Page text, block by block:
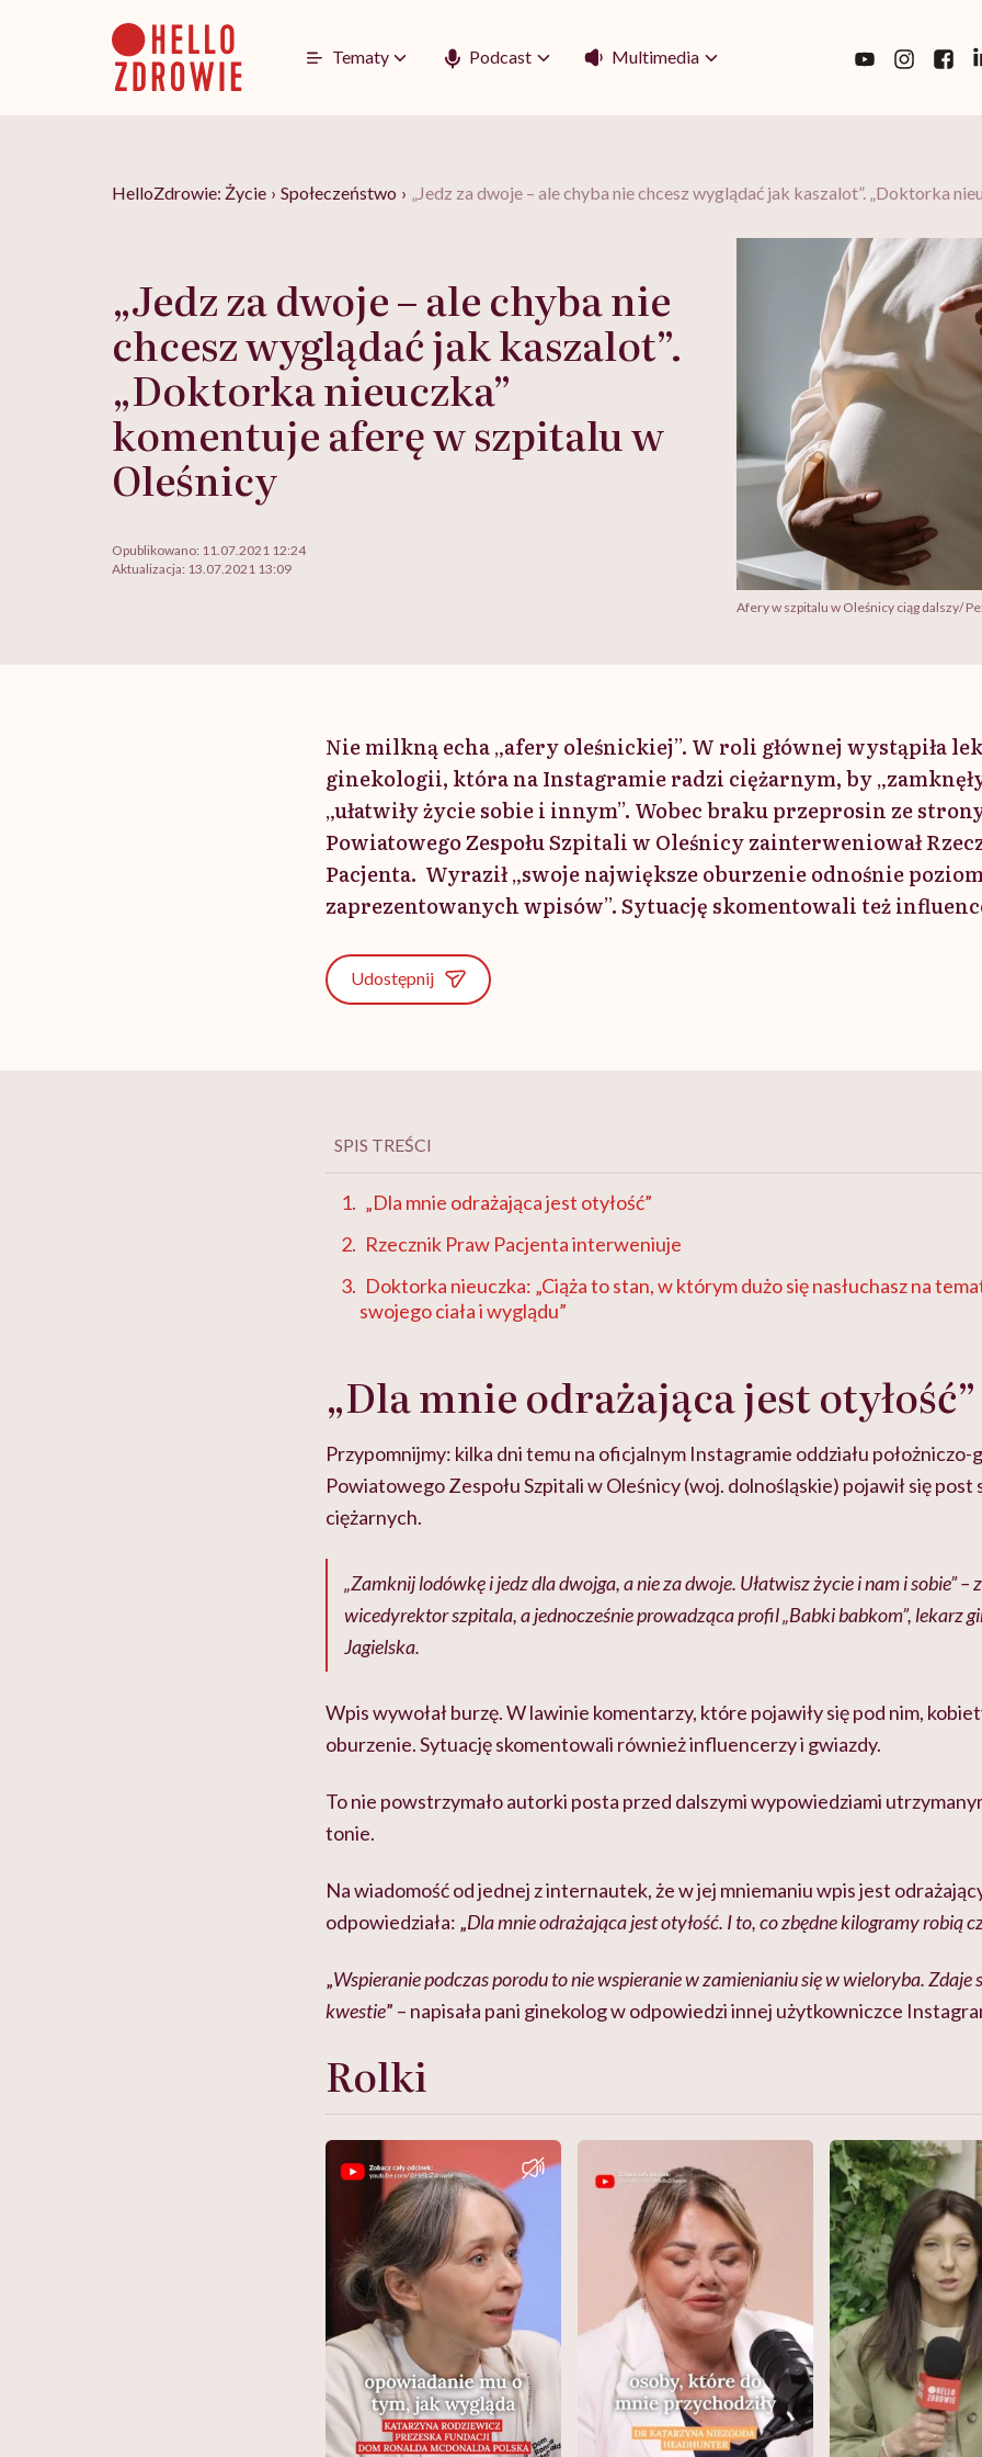
Tematy Podcast Multimedia
HelloZdrowie: Życie › Społeczeństwo › „Jedz za dwoje – ale chyba nie chcesz wyglądać jak kaszalot”. „Doktorka
„Jedz za dwoje – ale chyba nie
chcesz wyglądać jak kaszalot”.
„Doktorka nieuczka”
komentuje aferę w szpitalu w
Oleśnicy
Opublikowano: 11.07.2021 12:24
Aktualizacja: 13.07.2021 13:09
Afery w szpitalu w Oleśnicy ciąg dalszy/
Nie milkną echa „afery oleśnickiej”. W roli głównej wystąpiła
ginekologii, która na Instagramie radzi ciężarnym, by
„ułatwiły życie sobie i innym”. Wobec braku przeprosin ze
Powiatowego Zespołu Szpitali w Oleśnicy zainterweniował
Pacjenta. Wyraził „swoje największe oburzenie odnośnie
zaprezentowanych wpisów”. Sytuację skomentowali też
Udostępnij
SPIS TREŚCI
„Dla mnie odrażająca jest otyłość”
Rzecznik Praw Pacjenta interweniuje
Doktorka nieuczka: „Ciąża to stan, w którym dużo się nasłuchasz na
swojego ciała i wyglądu”
„Dla mnie odrażająca jest otyłość”
Przypomnijmy: kilka dni temu na oficjalnym Instagramie oddziału
Powiatowego Zespołu Szpitali w Oleśnicy (woj. dolnośląskie) pojawił się
ciężarnych.
„Zamknij lodówkę i jedz dla dwojga, a nie za dwoje. Ułatwisz życie i nam i sobie” –
wicedyrektor szpitala, a jednocześnie prowadząca profil „Babki babkom”, lekarz
Jagielska.
Wpis wywołał burzę. W lawinie komentarzy, które pojawiły się pod nim,
oburzenie. Sytuację skomentowali również influencerzy i gwiazdy.
To nie powstrzymało autorki posta przed dalszymi wypowiedziami
tonie.
Na wiadomość od jednej z internautek, że w jej mniemaniu wpis jest
odpowiedziała: „Dla mnie odrażająca jest otyłość. I to, co zbędne kilogramy robią
„Wspieranie podczas porodu to nie wspieranie w zamienianiu się w wieloryba. Zdaje
kwestie” – napisała pani ginekolog w odpowiedzi innej użytkowniczce
Rolki